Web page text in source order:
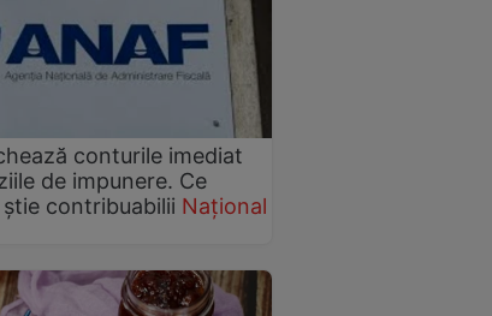
conturile imediat
de impunere. Ce
contribuabilii Național